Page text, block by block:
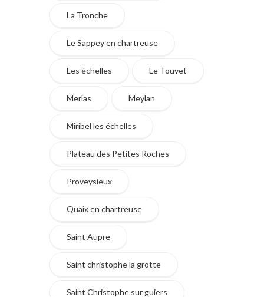
La Tronche
Le Sappey en chartreuse
Les échelles Le Touvet
Merlas Meylan
Miribel les échelles
Plateau des Petites Roches
Proveysieux
Quaix en chartreuse
Saint Aupre
Saint christophe la grotte
Saint Christophe sur guiers